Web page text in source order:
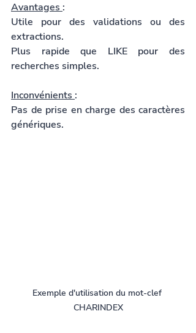
Avantages :
Utile pour des validations ou des
extractions.
Plus rapide que LIKE pour des
recherches simples.
Inconvénients :
Pas de prise en charge des caractères
génériques.
Exemple d'utilisation du mot-clef
CHARINDEX